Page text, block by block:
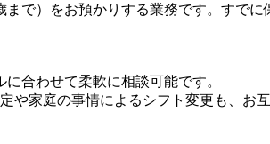
で）をお預かりする業務です。すで
合わせて柔軟に相談可能です。
や家庭の事情によるシフト変更も、お